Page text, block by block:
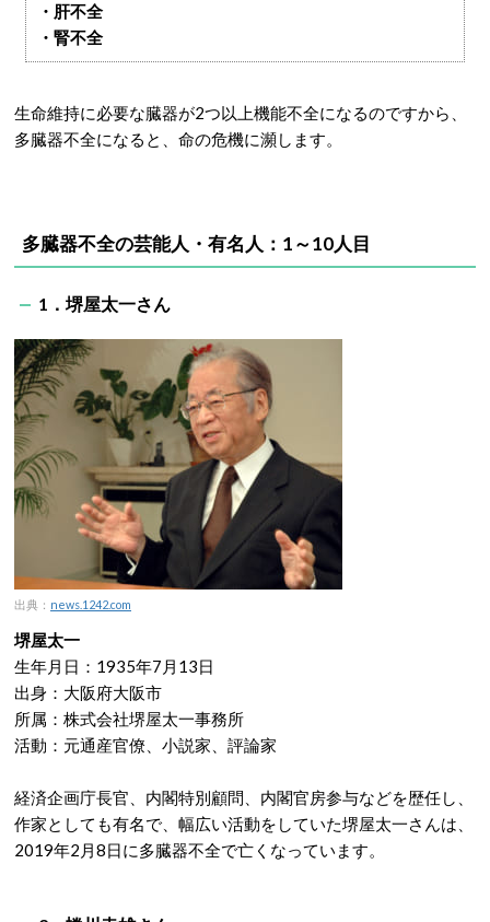
・肝不全
・腎不全
生命維持に必要な臓器が2つ以上機能不全になるのですから、
多臓器不全になると、命の危機に瀕します。
多臓器不全の芸能人・有名人：1～10人目
1．堺屋太一さん
出典： news.1242.com
堺屋太一
生年月日：1935年7月13日
出身：大阪府大阪市
所属：株式会社堺屋太一事務所
活動：元通産官僚、小説家、評論家
経済企画庁長官、内閣特別顧問、内閣官房参与などを歴任し、
作家としても有名で、幅広い活動をしていた堺屋太一さんは、
2019年2月8日に多臓器不全で亡くなっています。